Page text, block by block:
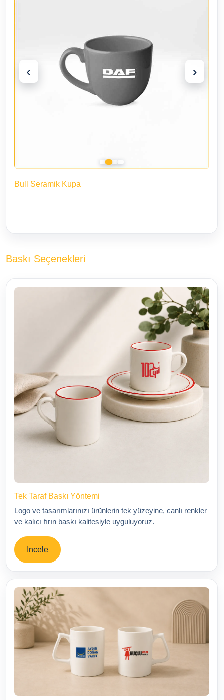
‹ ›
Bull Seramik Kupa
Baskı Seçenekleri
Tek Taraf Baskı Yöntemi
Logo ve tasarımlarınızı ürünlerin tek yüzeyine, canlı renkler
ve kalıcı fırın baskı kalitesiyle uyguluyoruz.
Incele